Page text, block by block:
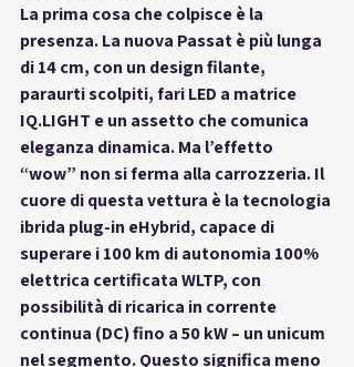
La prima cosa che colpisce è la
presenza. La nuova Passat è più lunga
di 14 cm, con un design filante,
paraurti scolpiti, fari LED a matrice
IQ.LIGHT e un assetto che comunica
eleganza dinamica. Ma l’effetto
“wow” non si ferma alla carrozzeria. Il
cuore di questa vettura è la tecnologia
ibrida plug-in eHybrid, capace di
superare i 100 km di autonomia 100%
elettrica certificata WLTP, con
possibilità di ricarica in corrente
continua (DC) fino a 50 kW – un unicum
nel segmento. Questo significa meno